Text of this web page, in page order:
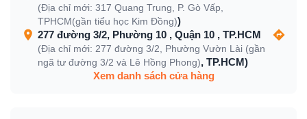
(Địa chỉ mới: 317 Quang Trung, P. Gò Vấp,
TPHCM(gần tiểu học Kim Đồng))
277 đường 3/2, Phường 10 , Quận 10 , TP.HCM
(Địa chỉ mới: 277 đường 3/2, Phường Vườn Lài (gần
ngã tư đường 3/2 và Lê Hồng Phong), TP.HCM)
Xem danh sách cửa hàng